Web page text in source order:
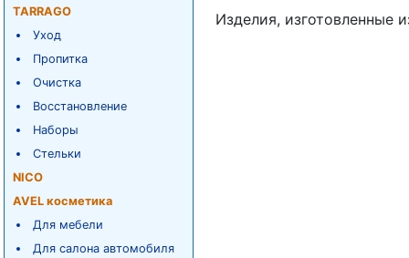
TARRAGO
Уход
Пропитка
Очистка
Восстановление
Наборы
Стельки
NICO
AVEL косметика
Для мебели
Для салона автомобиля
Изделия, изготовленные